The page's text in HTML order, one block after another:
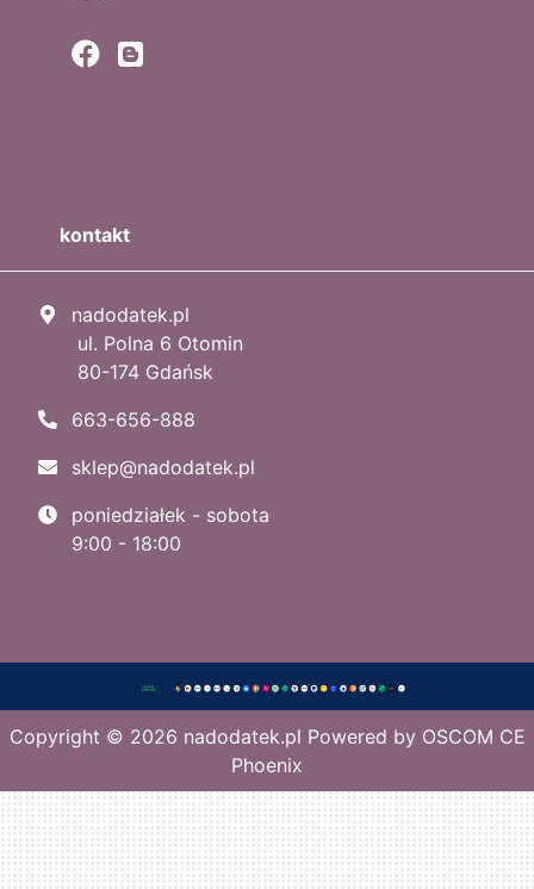
kontakt
nadodatek.pl
ul. Polna 6 Otomin
80-174 Gdańsk
663-656-888
sklep@nadodatek.pl
poniedziałek - sobota
9:00 - 18:00
Copyright © 2026 nadodatek.pl Powered by OSCOM CE
Phoenix